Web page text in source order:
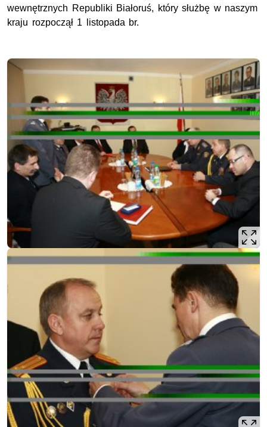
wewnętrznych Republiki Białoruś, który służbę w naszym
kraju rozpoczął 1 listopada br.